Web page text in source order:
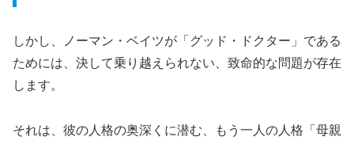
しかし、ノーマン・ベイツが「グッド・ドクター」である
ためには、決して乗り越えられない、致命的な問題が存在
します。
それは、彼の人格の奥深くに潜む、もう一人の人格「母親